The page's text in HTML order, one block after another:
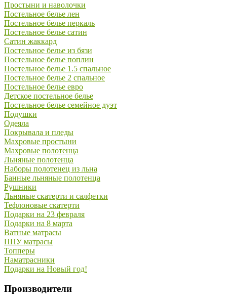
Простыни и наволочки
Постельное белье лен
Постельное белье перкаль
Постельное белье сатин
Сатин жаккард
Постельное белье из бязи
Постельное белье поплин
Постельное белье 1.5 спальное
Постельное белье 2 спальное
Постельное белье евро
Детское постельное белье
Постельное белье семейное дуэт
Подушки
Одеяла
Покрывала и пледы
Махровые простыни
Махровые полотенца
Льняные полотенца
Наборы полотенец из льна
Банные льняные полотенца
Рушники
Льняные скатерти и салфетки
Тефлоновые скатерти
Подарки на 23 февраля
Подарки на 8 марта
Ватные матрасы
ППУ матрасы
Топперы
Наматрасники
Подарки на Новый год!
Производители